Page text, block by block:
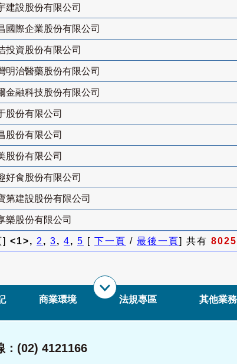
建設股份有限公司
國際企業股份有限公司
投資股份有限公司
明治醫藥股份有限公司
金融科技股份有限公司
股份有限公司
股份有限公司
股份有限公司
好食股份有限公司
第建設股份有限公司
樂股份有限公司
] <1>, 2, 3, 4, 5 [ 下一頁 / 最後一頁] 共有 8025
商業環境 法規專區 其他業務
(02) 4121166